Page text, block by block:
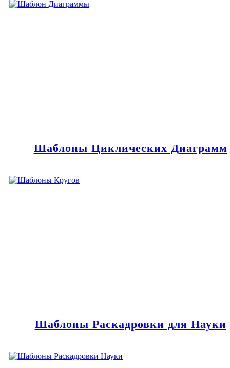
Шаблоны Циклических Диаграмм
Шаблоны Раскадровки для Науки